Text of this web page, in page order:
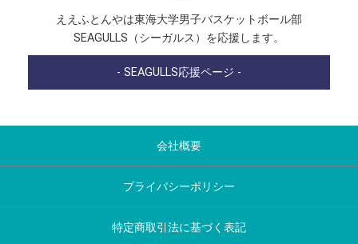
ええふとんやは東海大学男子バスケットボール部
SEAGULLS（シーガルス）を応援します。
- SEAGULLS応援ページ -
会社概要
プライバシーポリシー
特定商取引法に基づく表記